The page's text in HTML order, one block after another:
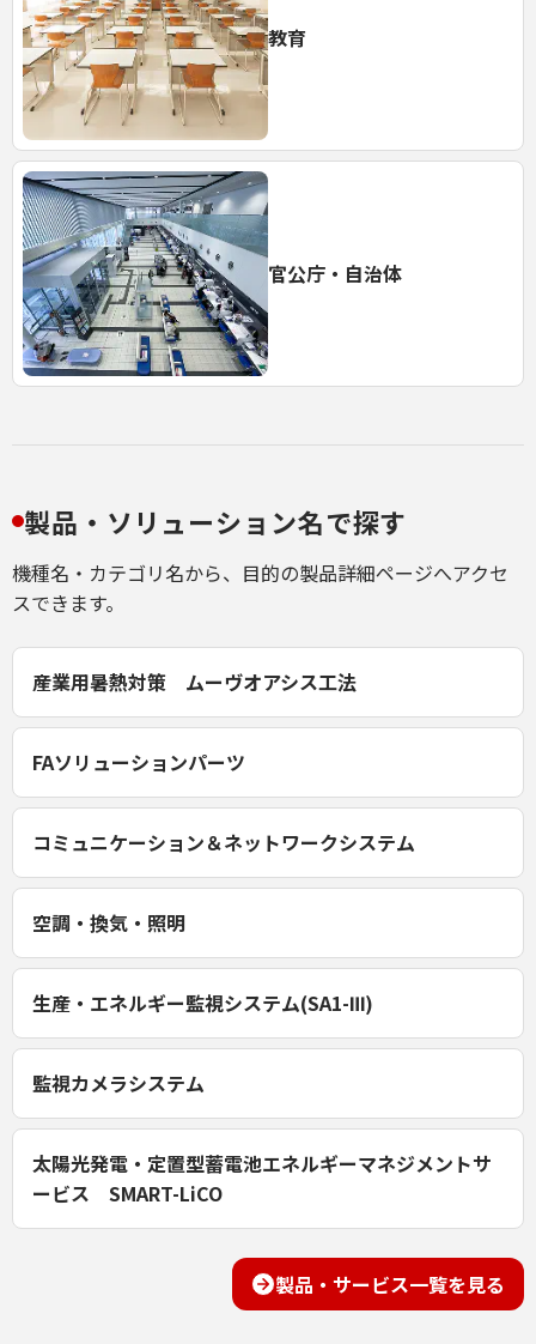
教育
官公庁・自治体
製品・ソリューション名で探す
機種名・カテゴリ名から、目的の製品詳細ページへアクセ
スできます。
産業用暑熱対策 ムーヴオアシス工法
FAソリューションパーツ
コミュニケーション＆ネットワークシステム
空調・換気・照明
生産・エネルギー監視システム(SA1-Ⅲ)
監視カメラシステム
太陽光発電・定置型蓄電池エネルギーマネジメントサ
ービス SMART-LiCO
製品・サービス一覧を見る